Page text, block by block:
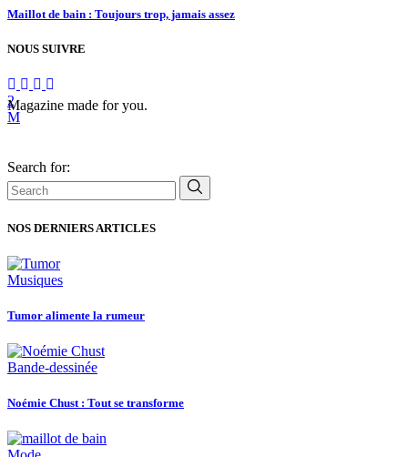
Maillot de bain : Toujours trop, jamais assez
NOUS SUIVRE
Magazine made for you.
Search for:
NOS DERNIERS ARTICLES
Musiques
Tumor alimente la rumeur
Bande-dessinée
Noémie Chust : Tout se transforme